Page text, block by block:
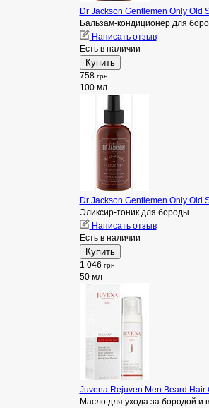
Dr Jackson Gentlemen Only Old
Бальзам-кондиционер для
Написать отзыв
Есть в наличии
758 грн
100 мл
Dr Jackson Gentlemen Only Old
Эликсир-тоник для бороды
Написать отзыв
Есть в наличии
1 046 грн
50 мл
Juvena Rejuven Men Beard Hair
Масло для ухода за бородой и